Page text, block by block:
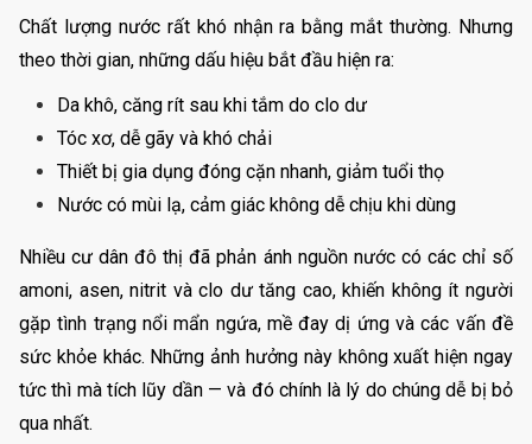
Chất lượng nước rất khó nhận ra bằng mắt thường. Nhưng
theo thời gian, những dấu hiệu bắt đầu hiện ra:
Da khô, căng rít sau khi tắm do clo dư
Tóc xơ, dễ gãy và khó chải
Thiết bị gia dụng đóng cặn nhanh, giảm tuổi thọ
Nước có mùi lạ, cảm giác không dễ chịu khi dùng
Nhiều cư dân đô thị đã phản ánh nguồn nước có các chỉ số
amoni, asen, nitrit và clo dư tăng cao, khiến không ít người
gặp tình trạng nổi mẩn ngứa, mề đay dị ứng và các vấn đề
sức khỏe khác. Những ảnh hưởng này không xuất hiện ngay
tức thì mà tích lũy dần — và đó chính là lý do chúng dễ bị bỏ
qua nhất.